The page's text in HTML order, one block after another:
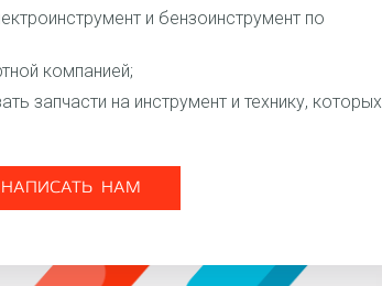
и бензоинструмент по
компанией;
запчасти на инструмент и технику, которых
НАПИСАТЬ НАМ